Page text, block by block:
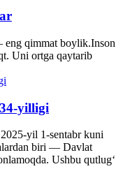
eng qimmat boylik.Inson
Uni ortga qaytarib
yilligi
yil 1-sentabr kuni
biri — Davlat
Ushbu qutlug‘